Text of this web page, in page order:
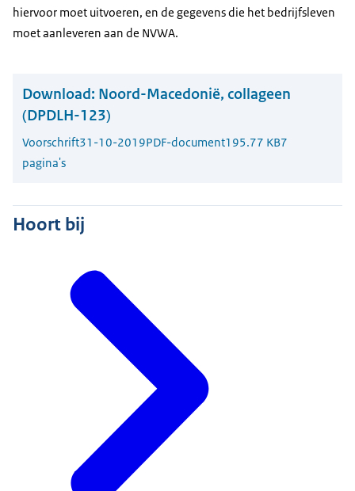
hiervoor moet uitvoeren, en de gegevens die het bedrijfsleven
moet aanleveren aan de NVWA.
Download: Noord-Macedonië, collageen
(DPDLH-123)
Voorschrift31-10-2019PDF-document195.77 KB7
pagina's
Hoort bij